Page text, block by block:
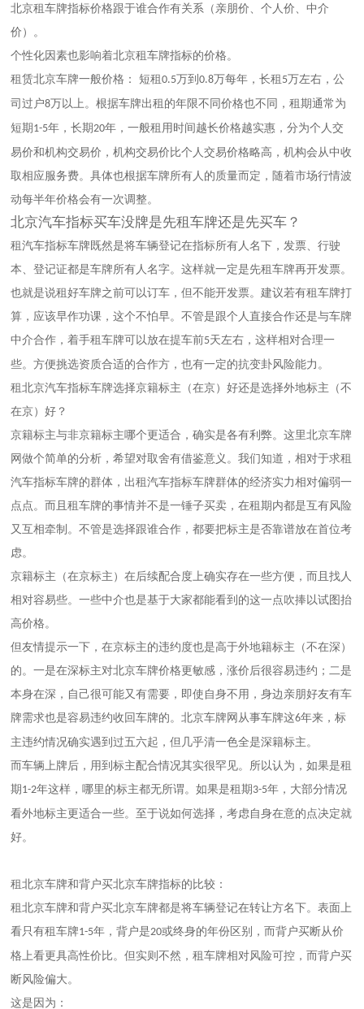
北京租车牌指标价格跟于谁合作有关系（亲朋价、个人价、中介
价）。
个性化因素也影响着北京租车牌指标的价格。
租赁北京车牌一般价格： 短租0.5万到0.8万每年，长租 5万左右，公
司过户8万以上。根据车牌出租的年限不同价格也不同，租期通常为
短期 1-5年，长期20年，一般租用时间越长价格越实惠，分为个人交
易价和机构交易价，机构交易价比个人交易价格略高，机构会从中收
取相应服务费。具体也根据车牌所有人的质量而定，随着市场行情波
动每半年价格会有一次调整。
北京汽车指标买车没牌是先租车牌还是先买车？
租汽车指标车牌既然是将车辆登记在指标所有人名下，发票、行驶
本、登记证都是车牌所有人名字。这样就一定是先租车牌再开发票。
也就是说租好车牌之前可以订车，但不能开发票。建议若有租车牌打
算，应该早作功课，这个不怕早。不管是跟个人直接合作还是与车牌
中介合作，着手租车牌可以放在提车前5天左右，这样相对合理一
些。方便挑选资质合适的合作方，也有一定的抗变卦风险能力。
租北京汽车指标车牌选择京籍标主（在京）好还是选择外地标主（不
在京）好？
京籍标主与非京籍标主哪个更适合，确实是各有利弊。这里北京车牌
网做个简单的分析，希望对取舍有借鉴意义。我们知道，相对于求租
汽车指标车牌的群体，出租汽车指标车牌群体的经济实力相对偏弱一
点点。而且租车牌的事情并不是一锤子买卖，在租期内都是互有风险
又互相牵制。不管是选择跟谁合作，都要把标主是否靠谱放在首位考
虑。
京籍标主（在京标主）在后续配合度上确实存在一些方便，而且找人
相对容易些。一些中介也是基于大家都能看到的这一点吹捧以试图抬
高价格。
但友情提示一下，在京标主的违约度也是高于外地籍标主（不在深）
的。一是在深标主对北京车牌价格更敏感，涨价后很容易违约；二是
本身在深，自己很可能又有需要，即使自身不用，身边亲朋好友有车
牌需求也是容易违约收回车牌的。北京车牌网从事车牌这6年来，标
主违约情况确实遇到过五六起，但几乎清一色全是深籍标主。
而车辆上牌后，用到标主配合情况其实很罕见。所以认为，如果是租
期 1-2年这样，哪里的标主都无所谓。如果是租期 3-5年，大部分情况
看外地标主更适合一些。至于说如何选择，考虑自身在意的点决定就
好。
租北京车牌和背户买北京车牌指标的比较：
租北京车牌和背户买北京车牌都是将车辆登记在转让方名下。表面上
看只有租车牌1-5年，背户是20或终身的年份区别，而背户买断从价
格上看更具高性价比。但实则不然，租车牌相对风险可控，而背户买
断风险偏大。
这是因为：